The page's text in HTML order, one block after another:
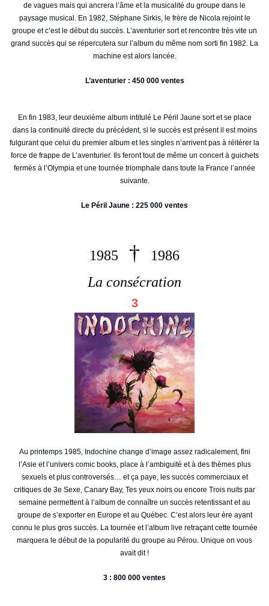
de vagues mais qui ancrera l’âme et la musicalité du groupe dans le
paysage musical. En 1982, Stéphane Sirkis, le frère de Nicola rejoint le
groupe et c’est le début du succès. L’aventurier sort et rencontre très vite un
grand succès qui se répercutera sur l’album du même nom sorti fin 1982. La
machine est alors lancée.
L’aventurier : 450 000 ventes
En fin 1983, leur deuxième album intitulé Le Péril Jaune sort et se place
dans la continuité directe du précédent, si le succès est présent il est moins
fulgurant que celui du premier album et les singles n’arrivent pas à réitérer la
force de frappe de L’aventurier. Ils feront tout de même un concert à guichets
fermés à l’Olympia et une tournée triomphale dans toute la France l’année
suivante.
Le Péril Jaune : 225 000 ventes
1985 † 1986
La consécration
3
Au printemps 1985, Indochine change d’image assez radicalement, fini
l’Asie et l’univers comic books, place à l’ambiguité et à des thèmes plus
sexuels et plus controversés… et ça paye, les succès commerciaux et
critiques de 3e Sexe, Canary Bay, Tes yeux noirs ou encore Trois nuits par
semaine permettent à l’album de connaître un succès retentissant et au
groupe de s’exporter en Europe et au Québec. C’est alors leur ère ayant
connu le plus gros succès. La tournée et l’album live retraçant cette tournée
marquera le début de la popularité du groupe au Pérou. Unique on vous
avait dit !
3 : 800 000 ventes